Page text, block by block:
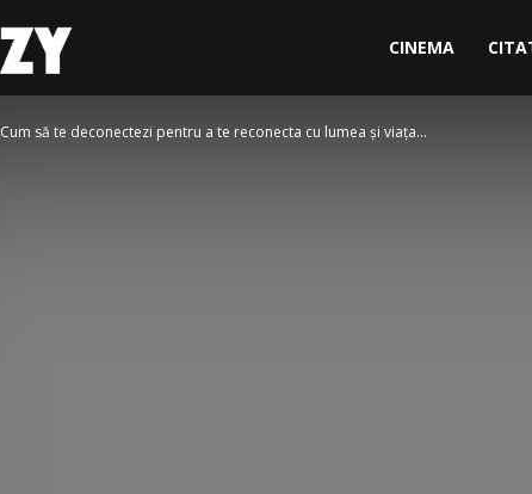
fest
CINEMA
Cum să te deconectezi pentru a te reconecta cu lumea și viața...